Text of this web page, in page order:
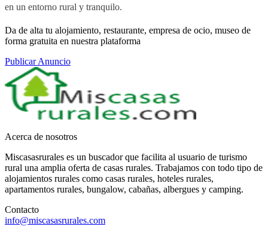
en un entorno rural y tranquilo.
Da de alta tu alojamiento, restaurante, empresa de ocio, museo de
forma gratuita en nuestra plataforma
Publicar Anuncio
Acerca de nosotros
Miscasasrurales es un buscador que facilita al usuario de turismo
rural una amplia oferta de casas rurales. Trabajamos con todo tipo de
alojamientos rurales como casas rurales, hoteles rurales,
apartamentos rurales, bungalow, cabañas, albergues y camping.
Contacto
info@miscasasrurales.com